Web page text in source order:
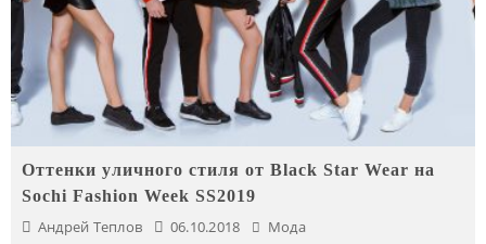
Оттенки уличного стиля от Black Star Wear на
Sochi Fashion Week SS2019
Андрей Теплов 06.10.2018 Мода